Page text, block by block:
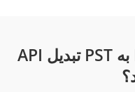
API تبدیل PST به PPSM چه کاری می تواند